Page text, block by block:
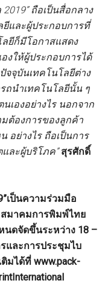
ถือเป็นสื่อกลาง
ยีและผู้ประกอบการที่
ลยีก็มีโอกาสแสดง
งให้ผู้ประกอบการได้
จจุบันเทคโนโลยีต่าง
ถนำเทคโนโลยีนั้น ๆ
เองอย่างไร นอกจาก
ต้องการของลูกค้า
อย่างไร ถือเป็นการ
และผู้บริโภค” สุรศักดิ์
เป็นความร่วมมือ
มาคมการพิมพ์ไทย
นดจัดขึ้นระหว่าง 18 –
และการประชุมไบ
มได้ที่ www.pack-